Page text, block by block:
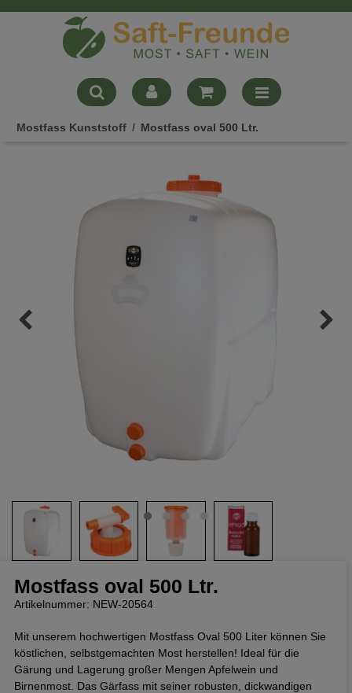
Mostfass Kunststoff Mostfass oval 500 Ltr.
Mostfass oval 500 Ltr.
Artikelnummer: NEW-20564
Mit unserem hochwertigen Mostfass Oval 500 Liter können Sie
köstlichen, selbstgemachten Most herstellen! Ideal für die
Gärung und Lagerung großer Mengen Apfelwein und
Birnenmost. Das Gärfass mit seiner robusten, dickwandigen